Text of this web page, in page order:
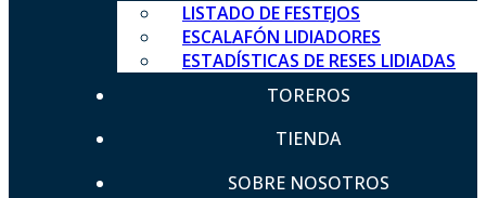
LISTADO DE FESTEJOS
ESCALAFÓN LIDIADORES
ESTADÍSTICAS DE RESES LIDIADAS
TOREROS
TIENDA
SOBRE NOSOTROS